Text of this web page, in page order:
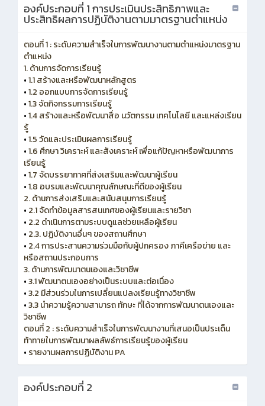
องค์ประกอบที่ 1 การประเมินประสิทธิภาพและ
ประสิทธิผลการปฏิบัติงานตามมาตรฐานตำแหน่ง
ตอนที่ 1 : ระดับความสำเร็จในการพัฒนางานตามตำแหน่งมาตรฐาน
ตำแหน่ง
1. ด้านการจัดการเรียนรู้
•1.1 สร้างและหรือพัฒนาหลักสูตร
•1.2 ออกแบบการจัดการเรียนรู้
•1.3 จัดกิจกรรมการเรียนรู้
•1.4 สร้างและหรือพัฒนาสื่อ นวัตกรรม เทคโนโลยี และแหล่งเรียน
รู้
•1.5 วัดและประเมินผลการเรียนรู้
•1.6 ศึกษา วิเคราะห์ และสังเคราะห์ เพื่อแก้ปัญหาหรือพัฒนาการ
เรียนรู้
•1.7 จัดบรรยากาศที่ส่งเสริมและพัฒนาผู้เรียน
•1.8 อบรมและพัฒนาคุณลักษณะที่ดีของผู้เรียน
2. ด้านการส่งเสริมและสนับสนุนการเรียนรู้
• 2.1 จัดทำข้อมูลสารสนเทศของผู้เรียนและรายวิชา
• 2.2 ดำเนินการตามระบบดูแลช่วยเหลือผู้เรียน
• 2.3. ปฏิบัติงานอื่นๆ ของสถานศึกษา
• 2.4 การประสานความร่วมมือกับผู้ปกครอง ภาคีเครือข่าย และ
หรือสถานประกอบการ
3. ด้านการพัฒนาตนเองและวิชาชีพ
•3.1 พัฒนาตนเองอย่างเป็นระบบและต่อเนื่อง
•3.2 มีส่วนร่วมในการเปลี่ยนแปลงเรียนรู้ทางวิชาชีพ
•3.3 นำความรู้ความสามารถ ทักษะ ที่ได้จากการพัฒนาตนเองและ
วิชาชีพ
ตอนที่ 2 : ระดับความสำเร็จในการพัฒนางานที่เสนอเป็นประเด็น
ท้าทายในการพัฒนาผลลัพธ์การเรียนรู้ของผู้เรียน
• รายงานผลการปฏิบัติงาน PA
องค์ประกอบที่ 2